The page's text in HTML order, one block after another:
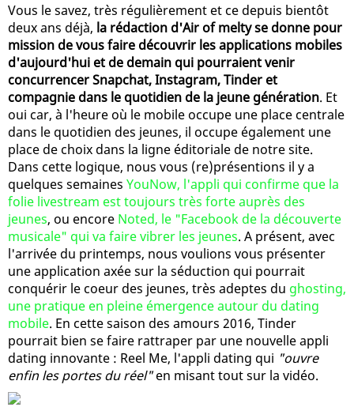
Vous le savez, très régulièrement et ce depuis bientôt
deux ans déjà, la rédaction d'Air of melty se donne pour
mission de vous faire découvrir les applications mobiles
d'aujourd'hui et de demain qui pourraient venir
concurrencer Snapchat, Instagram, Tinder et
compagnie dans le quotidien de la jeune génération. Et
oui car, à l'heure où le mobile occupe une place centrale
dans le quotidien des jeunes, il occupe également une
place de choix dans la ligne éditoriale de notre site.
Dans cette logique, nous vous (re)présentions il y a
quelques semaines YouNow, l'appli qui confirme que la
folie livestream est toujours très forte auprès des
jeunes, ou encore Noted, le "Facebook de la découverte
musicale" qui va faire vibrer les jeunes. A présent, avec
l'arrivée du printemps, nous voulions vous présenter
une application axée sur la séduction qui pourrait
conquérir le coeur des jeunes, très adeptes du ghosting,
une pratique en pleine émergence autour du dating
mobile. En cette saison des amours 2016, Tinder
pourrait bien se faire rattraper par une nouvelle appli
dating innovante : Reel Me, l'appli dating qui "ouvre
enfin les portes du réel"en misant tout sur la vidéo.